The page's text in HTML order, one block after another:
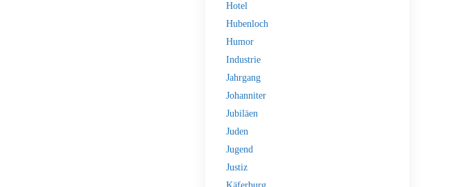
Hotel
Hubenloch
Humor
Industrie
Jahrgang
Johanniter
Jubiläen
Juden
Jugend
Justiz